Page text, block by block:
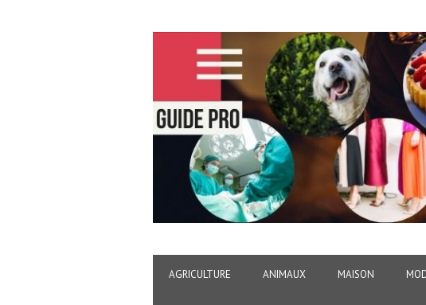
AGRICULTURE ANIMAUX MAISON